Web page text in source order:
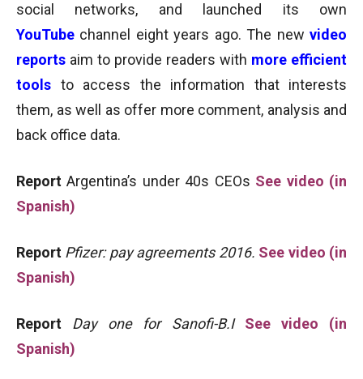
social networks, and launched its own
YouTube channel eight years ago. The new video
reports aim to provide readers with more efficient
tools to access the information that interests
them, as well as offer more comment, analysis and
back office data.
ReportArgentina’s under 40s CEOs See video (in
Spanish)
Report Pfizer: pay agreements 2016. See video (in
Spanish)
Report Day one for Sanofi-B.I See video (in
Spanish)